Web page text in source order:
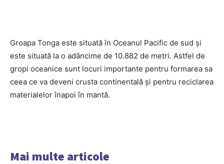
Groapa Tonga este situată în Oceanul Pacific de sud și
este situată la o adâncime de 10.882 de metri. Astfel de
gropi oceanice sunt locuri importante pentru formarea sa
ceea ce va deveni crusta continentală și pentru reciclarea
materialelor înapoi în mantă.
Mai multe articole